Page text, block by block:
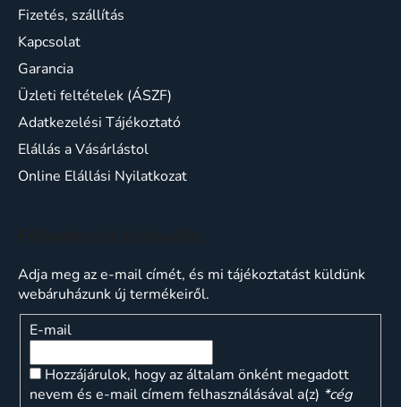
Fizetés, szállítás
Kapcsolat
Garancia
Üzleti feltételek (ÁSZF)
Adatkezelési Tájékoztató
Elállás a Vásárlástol
Online Elállási Nyilatkozat
Adja meg az e-mail címét, és mi tájékoztatást küldünk
webáruházunk új termékeiről.
E-mail
Hozzájárulok, hogy az általam önként megadott
nevem és e-mail címem felhasználásával a(z) *cég